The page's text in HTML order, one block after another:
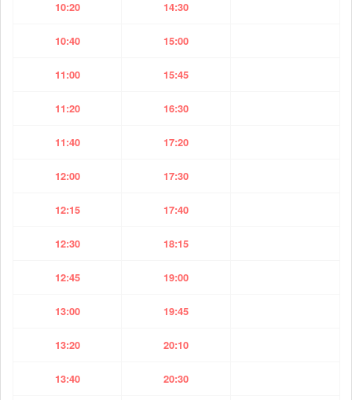
10:20 14:30
10:40 15:00
11:00 15:45
11:20 16:30
11:40 17:20
12:00 17:30
12:15 17:40
12:30 18:15
12:45 19:00
13:00 19:45
13:20 20:10
13:40 20:30